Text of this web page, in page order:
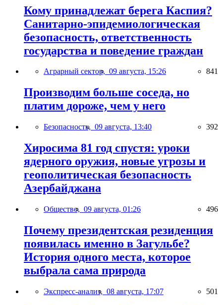
Кому принадлежат берега Каспия?
Санитарно-эпидемиологическая
безопасность, ответственность
государства и поведение граждан
Аграрный сектор, 09 августа, 15:26 841
Производим больше соседа, но
платим дороже, чем у него
Безопасность, 09 августа, 13:40 392
Хиросима 81 год спустя: уроки
ядерного оружия, новые угрозы и
геополитическая безопасность
Азербайджана
Общество, 09 августа, 01:26 496
Почему президентская резиденция
появилась именно в Загульбе?
История одного места, которое
выбрала сама природа
Экспресс-анализ, 08 августа, 17:07 501